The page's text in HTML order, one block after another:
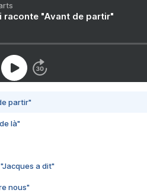
raconte "Avant de partir"
partir"
là"
a dit"
nous"